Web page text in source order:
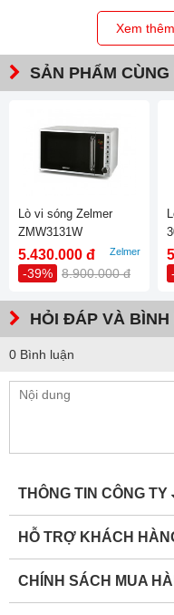
Xem
SẢN PHẨM
Lò vi sóng Zelmer
ZMW3131W
5.430.000 đ
-39% 8.900.000 đ
Zelmer
HỎI ĐÁP VÀ BÌNH
0 Bình luận
THÔNG TIN CÔNG TY
HỖ TRỢ KHÁCH
CHÍNH SÁCH MUA